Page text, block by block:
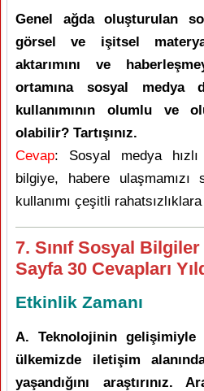
Genel ağda oluşturulan
görsel ve işitsel
aktarımını ve
ortamına sosyal medya
kullanımının olumlu ve
olabilir? Tartışınız.
Cevap: Sosyal medya
bilgiye, habere ulaşmamızı
kullanımı çeşitli
7. Sınıf Sosyal
Sayfa 30 Cevapları
Etkinlik Zamanı
A. Teknolojinin
ülkemizde iletişim
yaşandığını araştırınız.